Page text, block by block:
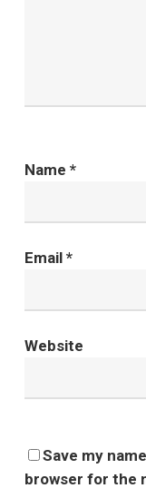
Name *
Email *
Website
Save my
browser for the